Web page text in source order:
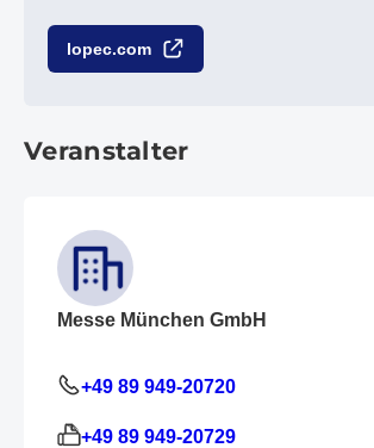
lopec.com
Veranstalter
Messe München GmbH
+49 89 949-20720
+49 89 949-20729